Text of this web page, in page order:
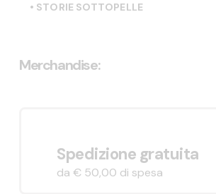
• STORIE SOTTOPELLE
Merchandise:
Spedizione gratuita
da € 50,00 di spesa